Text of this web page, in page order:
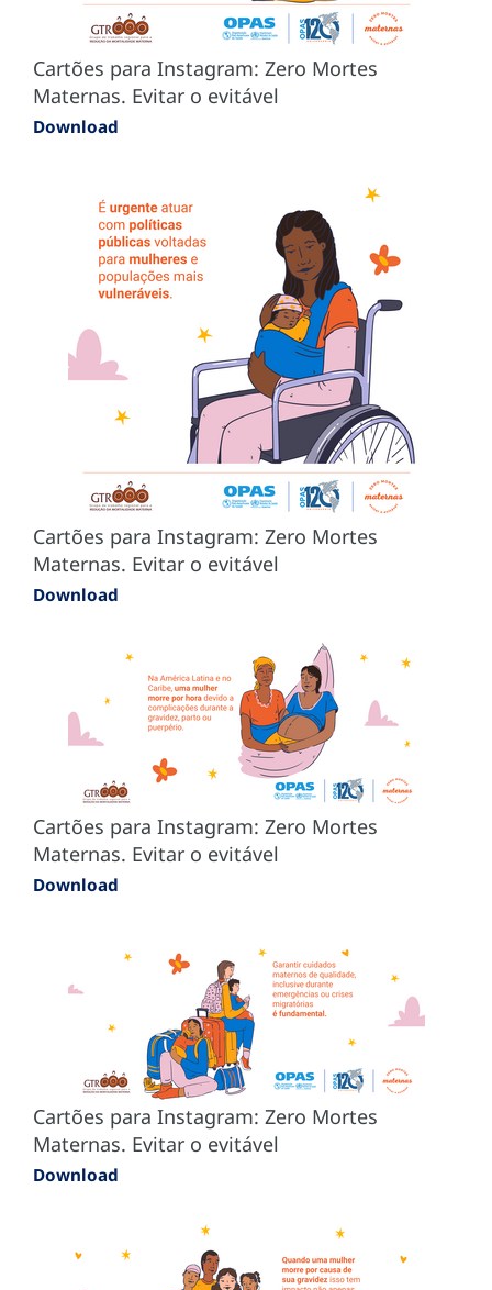
Cartões para Instagram: Zero Mortes
Maternas. Evitar o evitável
Download
Cartões para Instagram: Zero Mortes
Maternas. Evitar o evitável
Download
Cartões para Instagram: Zero Mortes
Maternas. Evitar o evitável
Download
Cartões para Instagram: Zero Mortes
Maternas. Evitar o evitável
Download